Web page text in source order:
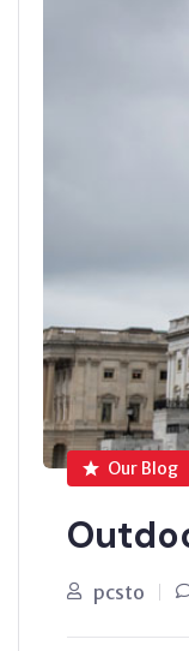
Our Blog
pcsto